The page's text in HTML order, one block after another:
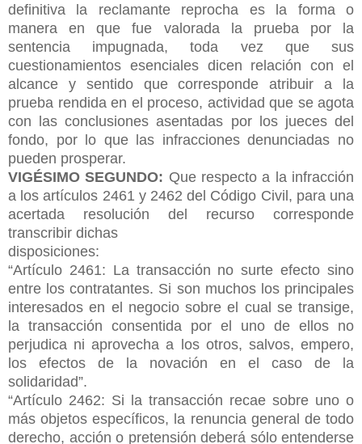
definitiva la reclamante reprocha es la forma o
manera en que fue valorada la prueba por la
sentencia impugnada, toda vez que sus
cuestionamientos esenciales dicen relación con el
alcance y sentido que corresponde atribuir a la
prueba rendida en el proceso, actividad que se agota
con las conclusiones asentadas por los jueces del
fondo, por lo que las infracciones denunciadas no
pueden prosperar.
VIGÉSIMO SEGUNDO: Que respecto a la infracción
a los artículos 2461 y 2462 del Código Civil, para una
acertada resolución del recurso corresponde
transcribir dichas
disposiciones:
“Artículo 2461: La transacción no surte efecto sino
entre los contratantes. Si son muchos los principales
interesados en el negocio sobre el cual se transige,
la transacción consentida por el uno de ellos no
perjudica ni aprovecha a los otros, salvos, empero,
los efectos de la novación en el caso de la
solidaridad”.
“Artículo 2462: Si la transacción recae sobre uno o
más objetos específicos, la renuncia general de todo
derecho, acción o pretensión deberá sólo entenderse